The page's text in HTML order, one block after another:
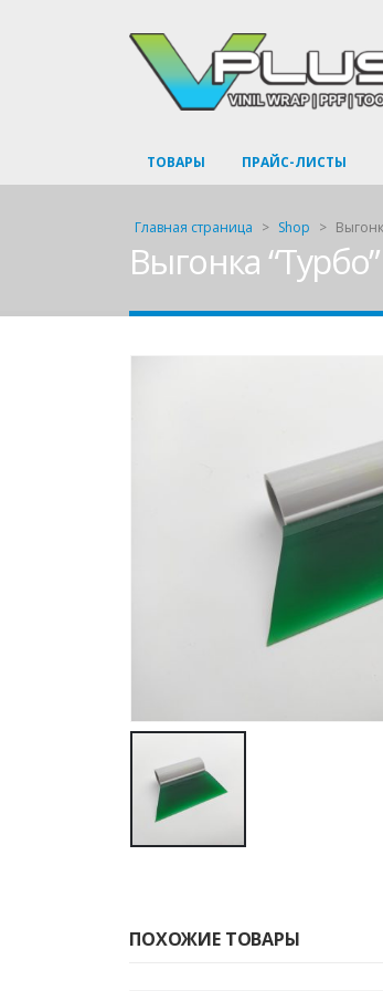
ТОВАРЫ ПРАЙС-ЛИСТЫ
Главная страница > Shop >
Выгонка
ПОХОЖИЕ ТОВАРЫ